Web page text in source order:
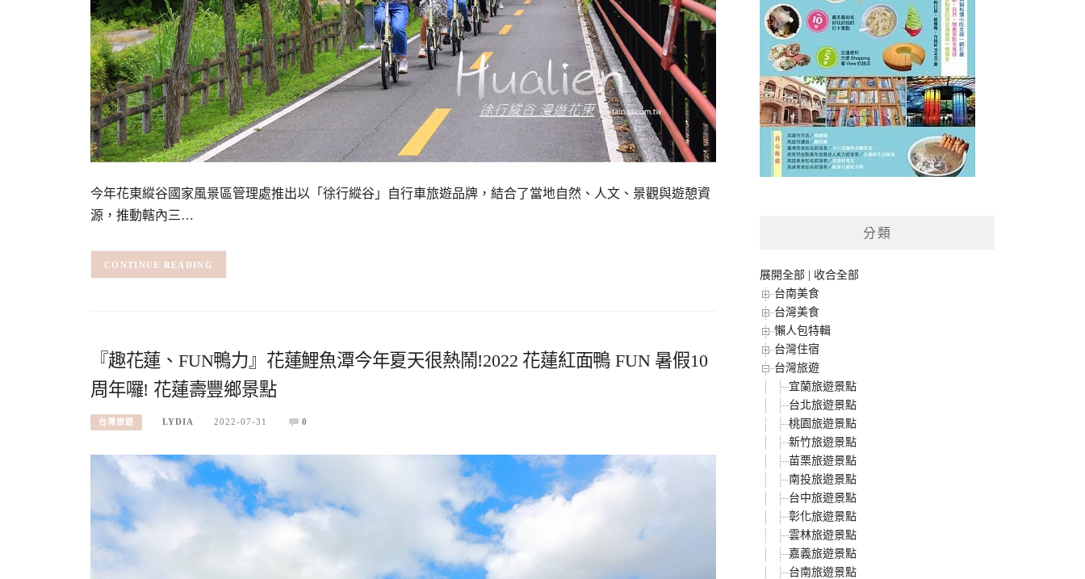
今年花東縱谷國家風景區管理處推出以「徐行縱谷」自行車旅遊品牌，結合了當地自然、人文、景觀與遊憩資
源，推動轄內三…
CONTINUE READING
『趣花蓮、FUN鴨力』花蓮鯉魚潭今年夏天很熱鬧!2022 花蓮紅面鴨 FUN 暑假10
周年囉! 花蓮壽豐鄉景點
台灣旅遊 LYDIA 2022-07-31 0
分類
展開全部
收合全部
台南美食
台灣美食
懶人包特輯
台灣住宿
台灣旅遊
宜蘭旅遊景點
台北旅遊景點
桃園旅遊景點
新竹旅遊景點
苗栗旅遊景點
南投旅遊景點
台中旅遊景點
彰化旅遊景點
雲林旅遊景點
嘉義旅遊景點
台南旅遊景點